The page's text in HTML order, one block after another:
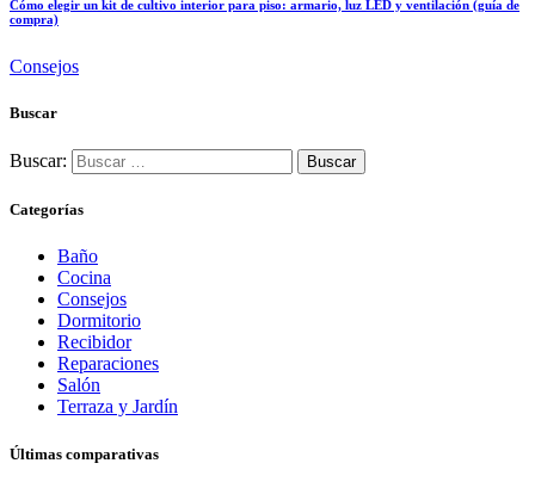
Cómo elegir un kit de cultivo interior para piso: armario, luz LED y ventilación (guía de
compra)
Consejos
Buscar
Buscar:
Categorías
Baño
Cocina
Consejos
Dormitorio
Recibidor
Reparaciones
Salón
Terraza y Jardín
Últimas comparativas